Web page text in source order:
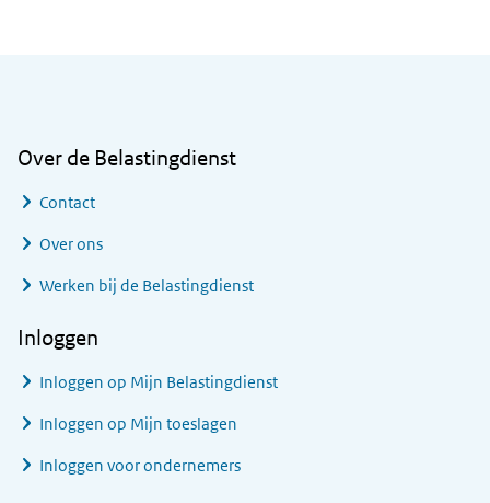
Over de Belastingdienst
Contact
Over ons
Werken bij de Belastingdienst
Inloggen
Inloggen op Mijn Belastingdienst
Inloggen op Mijn toeslagen
Inloggen voor ondernemers